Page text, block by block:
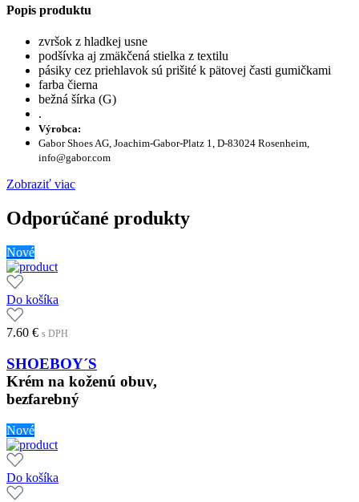
Popis produktu
zvršok z hladkej usne
podšívka aj zmäkčená stielka z textilu
pásiky cez priehlavok sú prišité k pätovej časti gumičkami
farba čierna
bežná šírka (G)
.
Výrobca:
Gabor Shoes AG, Joachim-Gabor-Platz 1, D-83024 Rosenheim,
info@gabor.com
Zobraziť viac
Odporúčané produkty
Nové
Do košíka
7.60 € s DPH
SHOEBOY´S
Krém na koženú obuv,
bezfarebný
Nové
Do košíka